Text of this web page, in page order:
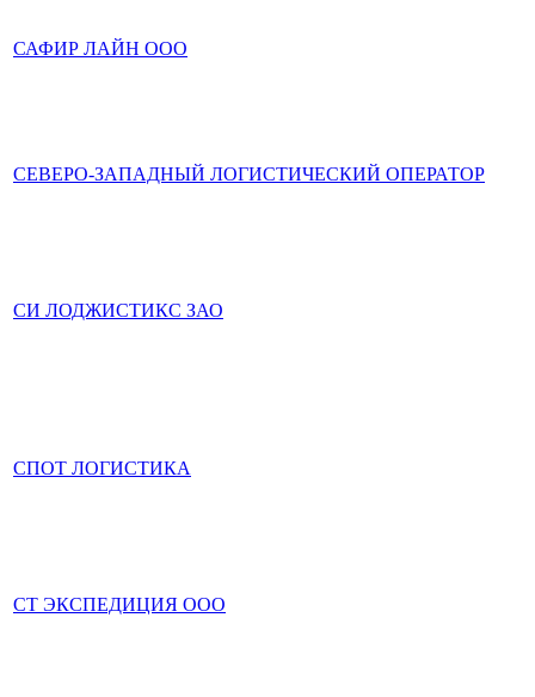
САФИР ЛАЙН ООО
СЕВЕРО-ЗАПАДНЫЙ ЛОГИСТИЧЕСКИЙ ОПЕРАТОР
СИ ЛОДЖИСТИКС ЗАО
СПОТ ЛОГИСТИКА
СТ ЭКСПЕДИЦИЯ ООО